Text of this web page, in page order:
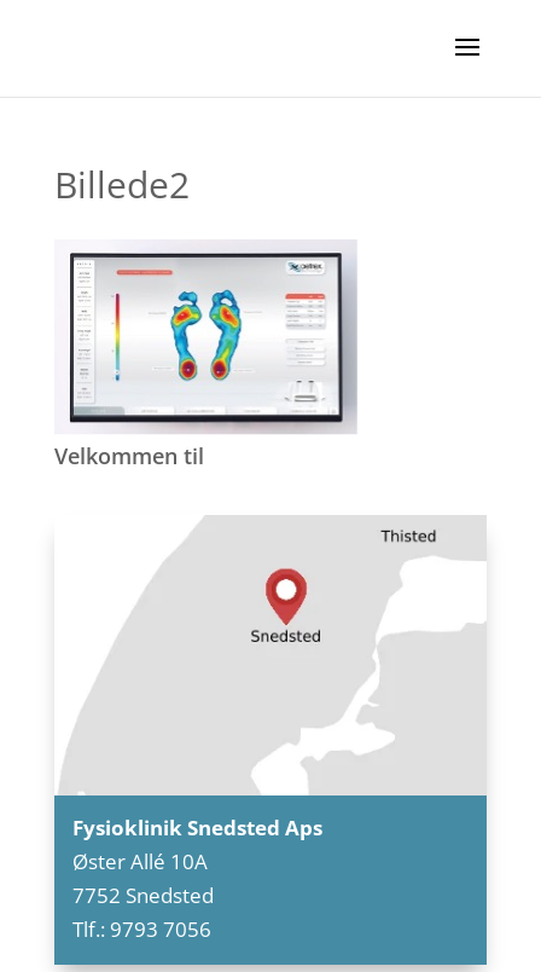
Billede2
Velkommen til
Fysioklinik Snedsted Aps
Øster Allé 10A
7752 Snedsted
Tlf.: 9793 7056